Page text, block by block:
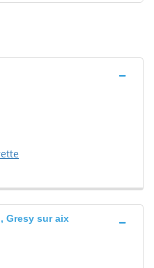
Gresy sur aix